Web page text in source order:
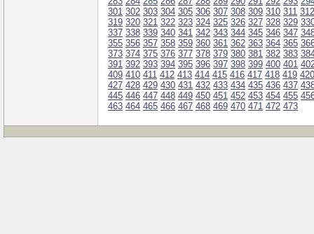
301 302 303 304 305 306 307 308 309 310 311 312
319 320 321 322 323 324 325 326 327 328 329
337 338 339 340 341 342 343 344 345 346 347
355 356 357 358 359 360 361 362 363 364 365
373 374 375 376 377 378 379 380 381 382 383
391 392 393 394 395 396 397 398 399 400 401
409 410 411 412 413 414 415 416 417 418 419 420
427 428 429 430 431 432 433 434 435 436 437
445 446 447 448 449 450 451 452 453 454 455
463 464 465 466 467 468 469 470 471 472 473